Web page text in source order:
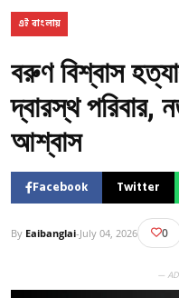
এই বাংলায়
বরুণ বিশ্বাস
দ্বারস্থ পরিবার,
আশ্বাস
Facebook Twitter
By Eaibanglai-July 04, 2026 0
—